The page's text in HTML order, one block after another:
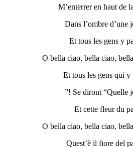
M’enterrer en haut de
Dans l’ombre d’une
Et tous les gens y
O bella ciao, bella ciao,
Et tous les gens qui y
Se diront “Quelle
Et cette fleur du
O bella ciao, bella ciao,
Quest’è il fiore del